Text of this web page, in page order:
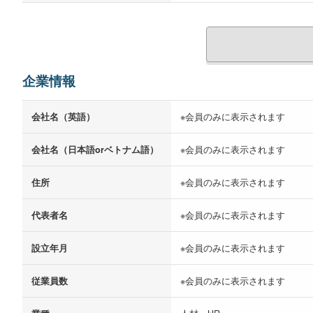
企業情報
会社名（英語） ※会員のみに表示されます
会社名（日本語orベトナム語） ※会員のみに表示されます
住所 ※会員のみに表示されます
代表者名 ※会員のみに表示されます
設立年月 ※会員のみに表示されます
従業員数 ※会員のみに表示されます